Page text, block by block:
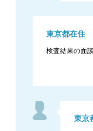
東京都在住
検査結果の面
東京